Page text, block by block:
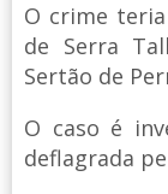
O crime
de Serra
Sertão de
O caso é
deflagrada